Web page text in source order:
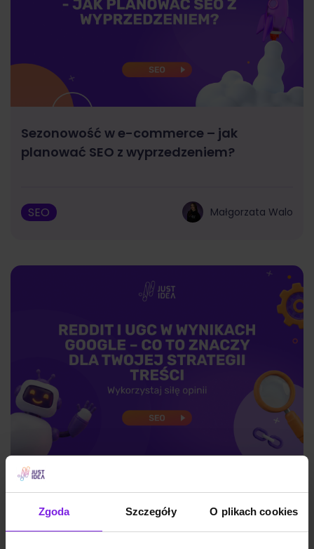
Zgoda Szczegóły O plikach cookies
Sezonowość w e-commerce – jak
planować SEO z wyprzedzeniem?
SEO Małgorzata Walo
Reddit i UGC w wynikach Google – co to